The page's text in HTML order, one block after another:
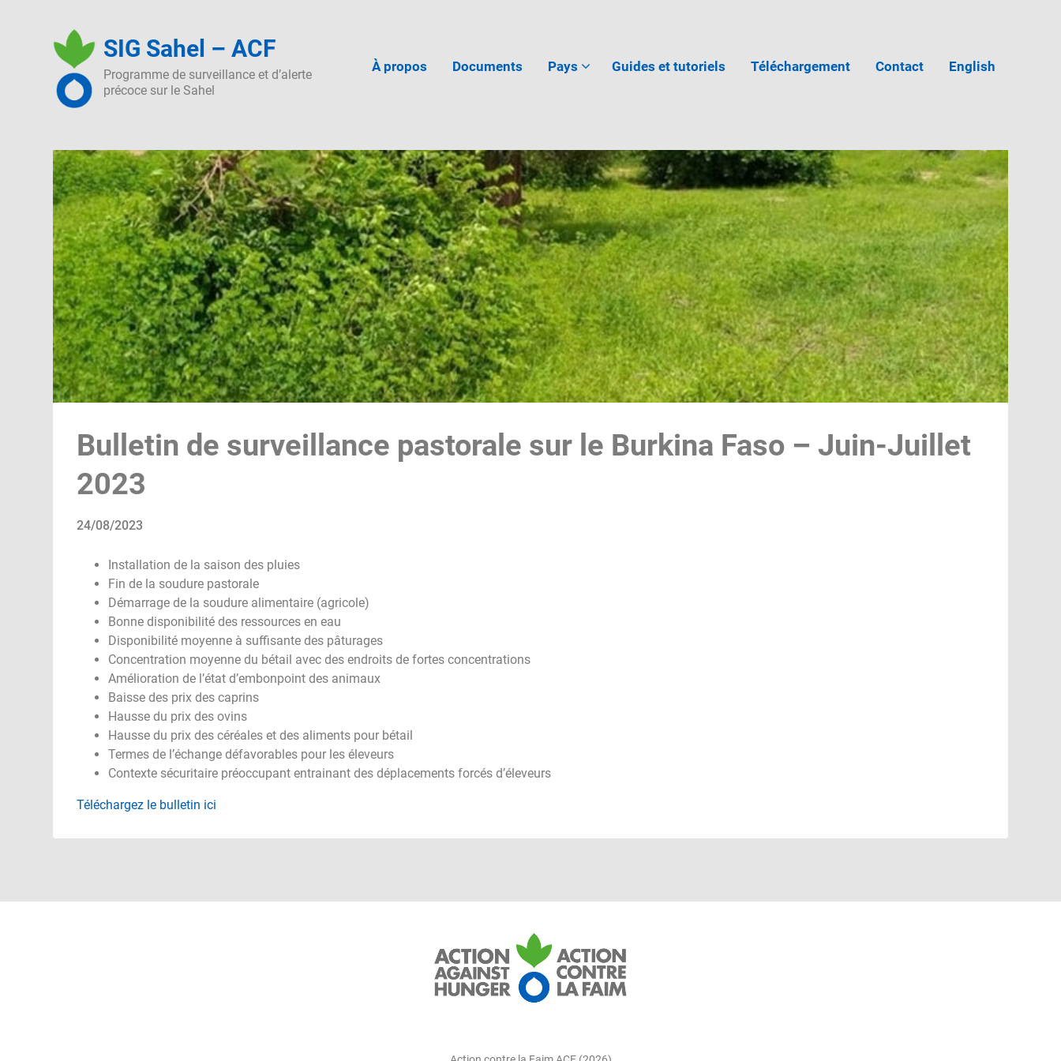
SIG Sahel – ACF
Programme de surveillance et d’alerte
précoce sur le Sahel
À propos Documents Pays Guides et tutoriels Téléchargement Contact English
Bulletin de surveillance pastorale sur le Burkina Faso – Juin-Juillet
2023
24/08/2023
Installation de la saison des pluies
Fin de la soudure pastorale
Démarrage de la soudure alimentaire (agricole)
Bonne disponibilité des ressources en eau
Disponibilité moyenne à suffisante des pâturages
Concentration moyenne du bétail avec des endroits de fortes concentrations
Amélioration de l’état d’embonpoint des animaux
Baisse des prix des caprins
Hausse du prix des ovins
Hausse du prix des céréales et des aliments pour bétail
Termes de l’échange défavorables pour les éleveurs
Contexte sécuritaire préoccupant entrainant des déplacements forcés d’éleveurs
Téléchargez le bulletin ici